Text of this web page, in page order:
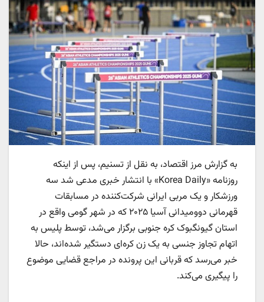
به گزارش مرز اقتصاد، به نقل از تسنیم، پس از اینکه
روزنامه «Korea Daily» با انتشار خبری مدعی شد سه
ورزشکار و یک مربی ایرانی شرکت‌کننده در مسابقات
قهرمانی دوومیدانی آسیا ۲۰۲۵ که در شهر گومی واقع در
استان گیونگبوک کره جنوبی برگزار می‌شد، توسط پلیس به
اتهام تجاوز جنسی به یک زن کره‌ای دستگیر شده‌اند، حالا
خبر می‌رسد که قربانی این پرونده در مراجع قضایی موضوع
را پیگیری می‌کند.